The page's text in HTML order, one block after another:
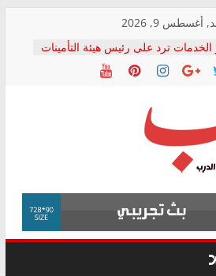
أغسطس 9, 2026
الخدمات ترد على رئيس هيئة التأمينات
مؤتمره الصحفي: إنكار الأزمة لا ينهي
أصحاب المعاشات.. ونطالب بكشف
سليمان يكتب: القطاع الصحي إلى
التحالف الشعبي يطلق لجنة “الحق
الصحة” بالإسكندرية لرصد الانتهاكات
المرضى
لمدينة الصحفيين.. وانتهاء أعمال
المبنى الإداري
القومي لحقوق الإنسان يعلن
قضية الدكتور محمد زهران.. ويؤكد:
البراءة وضمانات المحاكمة العادلة